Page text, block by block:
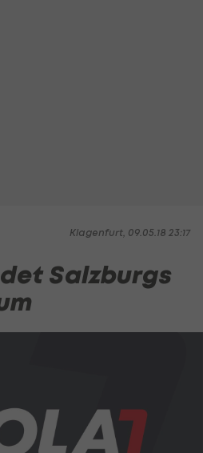
Klagenfurt, 09.05.18 23:17
Salzburgs